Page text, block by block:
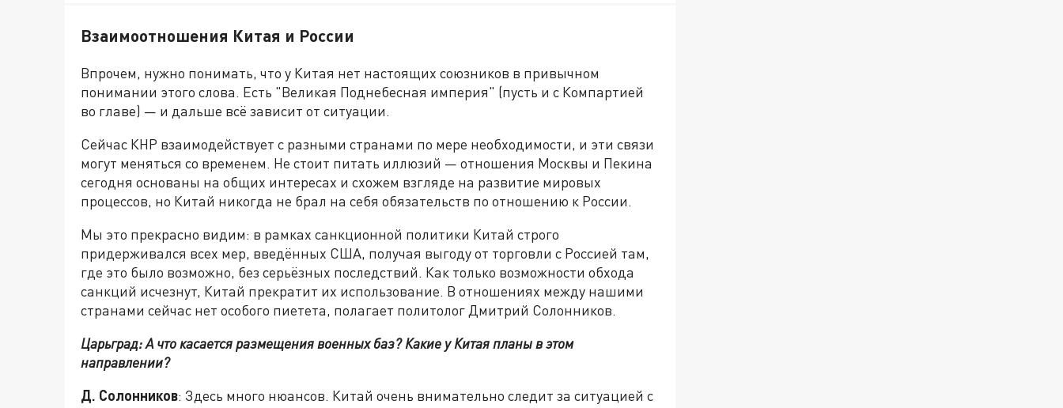
Взаимоотношения Китая и России
Впрочем, нужно понимать, что у Китая нет настоящих союзников в привычном
понимании этого слова. Есть "Великая Поднебесная империя" (пусть и с Компартией
во главе) — и дальше всё зависит от ситуации.
Сейчас КНР взаимодействует с разными странами по мере необходимости, и эти связи
могут меняться со временем. Не стоит питать иллюзий — отношения Москвы и Пекина
сегодня основаны на общих интересах и схожем взгляде на развитие мировых
процессов, но Китай никогда не брал на себя обязательств по отношению к России.
Мы это прекрасно видим: в рамках санкционной политики Китай строго
придерживался всех мер, введённых США, получая выгоду от торговли с Россией там,
где это было возможно, без серьёзных последствий. Как только возможности обхода
санкций исчезнут, Китай прекратит их использование. В отношениях между нашими
странами сейчас нет особого пиетета, полагает политолог Дмитрий Солонников.
Царьград: А что касается размещения военных баз? Какие у Китая планы в этом
направлении?
Д. Солонников: Здесь много нюансов. Китай очень внимательно следит за ситуацией с